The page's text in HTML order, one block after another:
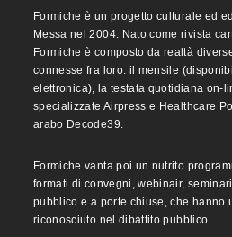
Formiche è un progetto culturale ed
Messa nel 2004. Nato come rivista
Formiche è composto da realtà
connesse fra loro: il mensile
elettronica), la testata quotidiana on-
specializzate Airpress e Healthcare
arabo Decode39.
Formiche vanta poi un nutrito
formati di convegni, webinair,
pubblico e a porte chiuse, che hanno
riconosciuto nel dibattito pubblico.